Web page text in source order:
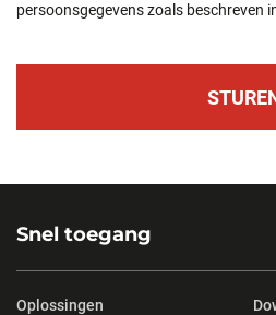
persoonsgegevens zoals beschreven
Snel toegang
Oplossingen